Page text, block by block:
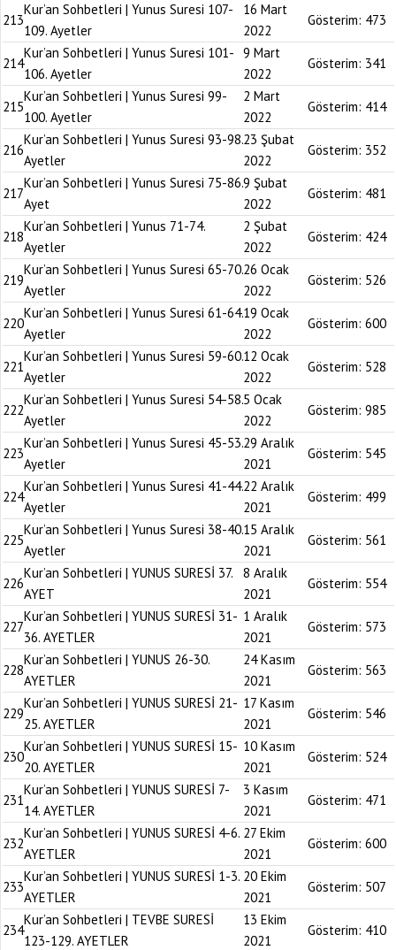
213
Kur’an Sohbetleri | Yunus Suresi 107-
109. Ayetler
16 Mart
2022
Gösterim: 473
214
Kur’an Sohbetleri | Yunus Suresi 101-
106. Ayetler
9 Mart
2022
Gösterim: 341
215
Kur’an Sohbetleri | Yunus Suresi 99-
100. Ayetler
2 Mart
2022
Gösterim: 414
216
Kur’an Sohbetleri | Yunus Suresi 93-98.
Ayetler
23 Şubat
2022
Gösterim: 352
217
Kur’an Sohbetleri | Yunus Suresi 75-86.
Ayet
9 Şubat
2022
Gösterim: 481
218
Kur’an Sohbetleri | Yunus 71-74.
Ayetler
2 Şubat
2022
Gösterim: 424
219
Kur’an Sohbetleri | Yunus Suresi 65-70.
Ayetler
26 Ocak
2022
Gösterim: 526
220
Kur’an Sohbetleri | Yunus Suresi 61-64.
Ayetler
19 Ocak
2022
Gösterim: 600
221
Kur’an Sohbetleri | Yunus Suresi 59-60.
Ayetler
12 Ocak
2022
Gösterim: 528
222
Kur’an Sohbetleri | Yunus Suresi 54-58.
Ayetler
5 Ocak
2022
Gösterim: 985
223
Kur’an Sohbetleri | Yunus Suresi 45-53.
Ayetler
29 Aralık
2021
Gösterim: 545
224
Kur’an Sohbetleri | Yunus Suresi 41-44.
Ayetler
22 Aralık
2021
Gösterim: 499
225
Kur’an Sohbetleri | Yunus Suresi 38-40.
Ayetler
15 Aralık
2021
Gösterim: 561
226
Kur’an Sohbetleri | YUNUS SURESİ 37.
AYET
8 Aralık
2021
Gösterim: 554
227
Kur’an Sohbetleri | YUNUS SURESİ 31-
36. AYETLER
1 Aralık
2021
Gösterim: 573
228
Kur’an Sohbetleri | YUNUS 26-30.
AYETLER
24 Kasım
2021
Gösterim: 563
229
Kur’an Sohbetleri | YUNUS SURESİ 21-
25. AYETLER
17 Kasım
2021
Gösterim: 546
230
Kur’an Sohbetleri | YUNUS SURESİ 15-
20. AYETLER
10 Kasım
2021
Gösterim: 524
231
Kur’an Sohbetleri | YUNUS SURESİ 7-
14. AYETLER
3 Kasım
2021
Gösterim: 471
232
Kur’an Sohbetleri | YUNUS SURESİ 4-6.
AYETLER
27 Ekim
2021
Gösterim: 600
233
Kur’an Sohbetleri | YUNUS SURESİ 1-3.
AYETLER
20 Ekim
2021
Gösterim: 507
234
Kur’an Sohbetleri | TEVBE SURESİ
123-129. AYETLER
13 Ekim
2021
Gösterim: 410